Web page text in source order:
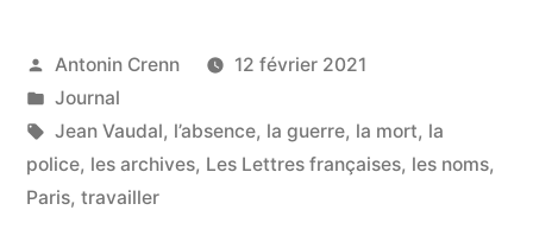
Publié
par
Antonin Crenn
12 février 2021
Publié
dans
Journal
Étiquettes :
Jean Vaudal, l’absence, la guerre, la mort, la
police, les archives, Les Lettres françaises, les noms,
Paris, travailler